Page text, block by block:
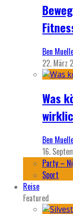
Ben
22. März
Was
Ben
16.
Party –
Sport
Reise
Featured